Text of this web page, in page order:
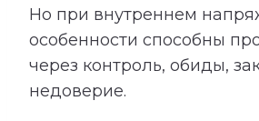
Но при внутреннем
особенности способны
через контроль, обиды,
недоверие.